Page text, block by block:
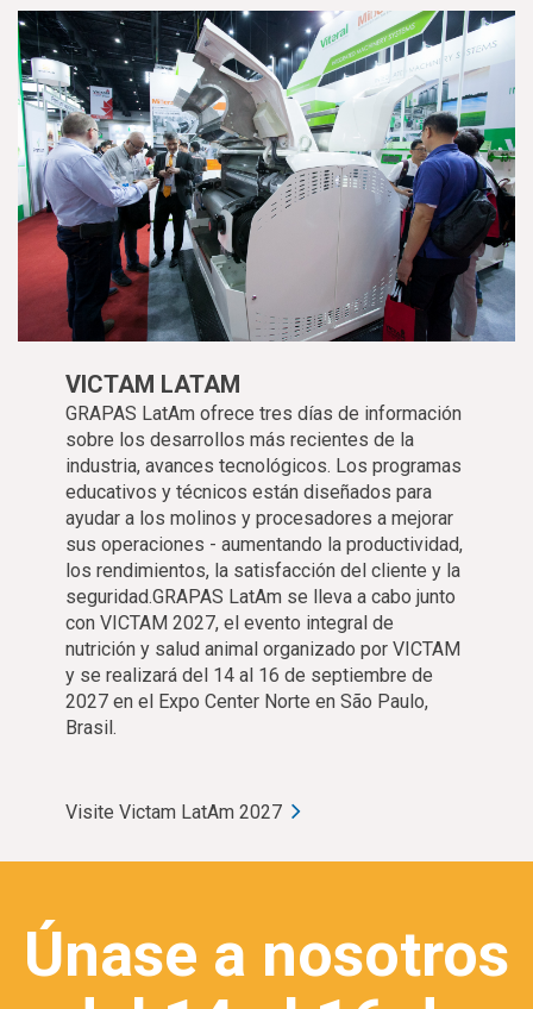
VICTAM LATAM
GRAPAS LatAm ofrece tres días de información
sobre los desarrollos más recientes de la
industria, avances tecnológicos. Los programas
educativos y técnicos están diseñados para
ayudar a los molinos y procesadores a mejorar
sus operaciones - aumentando la productividad,
los rendimientos, la satisfacción del cliente y la
seguridad.GRAPAS LatAm se lleva a cabo junto
con VICTAM 2027, el evento integral de
nutrición y salud animal organizado por VICTAM
y se realizará del 14 al 16 de septiembre de
2027 en el Expo Center Norte en São Paulo,
Brasil.
Visite Victam LatAm 2027
Únase a nosotros